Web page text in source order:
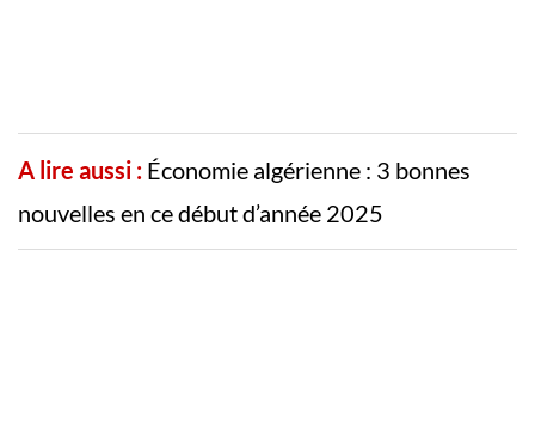
A lire aussi : Économie algérienne : 3 bonnes
nouvelles en ce début d’année 2025